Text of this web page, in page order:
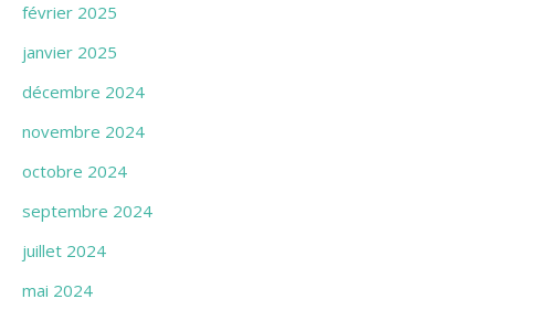
février 2025
janvier 2025
décembre 2024
novembre 2024
octobre 2024
septembre 2024
juillet 2024
mai 2024